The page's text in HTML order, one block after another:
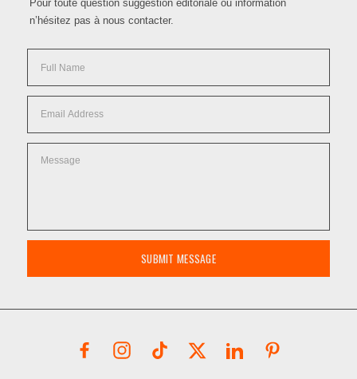
Pour toute question suggestion éditoriale ou information
n’hésitez pas à nous contacter.
SUBMIT MESSAGE